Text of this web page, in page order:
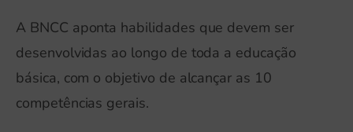
A BNCC aponta habilidades que devem ser
desenvolvidas ao longo de toda a educação
básica, com o objetivo de alcançar as 10
competências gerais.